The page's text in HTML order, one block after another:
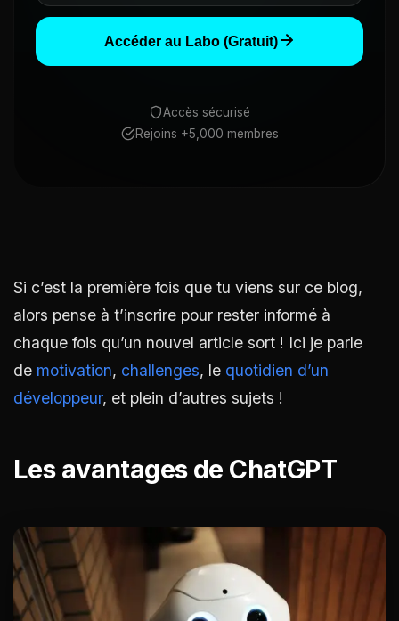
Accéder au Labo (Gratuit)
Accès sécurisé
Rejoins +5,000 membres
Si c’est la première fois que tu viens sur ce blog,
alors pense à t’inscrire pour rester informé à
chaque fois qu’un nouvel article sort ! Ici je parle
de motivation, challenges, le quotidien d’un
développeur, et plein d’autres sujets !
Les avantages de ChatGPT